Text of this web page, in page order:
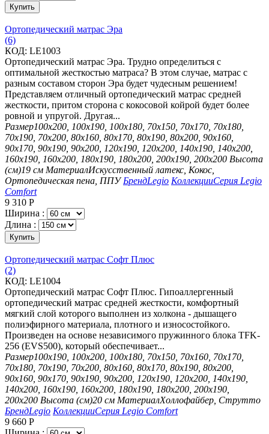
Купить
Ортопедический матрас Эра
(6)
КОД: LE1003
Ортопедический матрас Эра. Трудно определиться с
оптимальной жесткостью матраса? В этом случае, матрас с
разным составом сторон Эра будет чудесным решением!
Представляем отличный ортопедический матрас средней
жесткости, притом сторона с кокосовой койрой будет более
ровной и упругой. Другая...
Размер100х200, 100х190, 100х180, 70х150, 70х170, 70х180,
70х190, 70х200, 80х160, 80х170, 80х190, 80х200, 90х160,
90х170, 90х190, 90х200, 120х190, 120х200, 140х190, 140х200,
160х190, 160х200, 180х190, 180х200, 200х190, 200х200 Высота
(см)19 см МатериалИскусственный латекс, Кокос,
Ортопедическая пена, ППУ БрендLegio КоллекцииСерия Legio
Comfort
9 310 Р
Ширина :
Длина :
Купить
Ортопедический матрас Софт Плюс
(2)
КОД: LE1004
Ортопедический матрас Софт Плюс. Гипоаллергенный
ортопедический матрас средней жесткости, комфортный
мягкий слой которого выполнен из холкона - дышащего
полиэфирного материала, плотного и износостойкого.
Произведен на основе независимого пружинного блока TFK-
256 (EVS500), который обеспечивает...
Размер100х190, 100х200, 100х180, 70х150, 70х160, 70х170,
70х180, 70х190, 70х200, 80х160, 80х170, 80х190, 80х200,
90х160, 90х170, 90х190, 90х200, 120х190, 120х200, 140х190,
140х200, 160х190, 160х200, 180х190, 180х200, 200х190,
200х200 Высота (см)20 см МатериалХоллофайбер, Струтто
БрендLegio КоллекцииСерия Legio Comfort
9 660 Р